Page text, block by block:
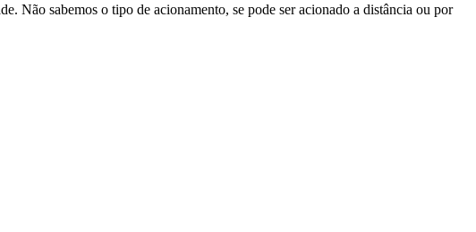
Não sabemos o tipo de acionamento, se pode ser acionado a distância ou por